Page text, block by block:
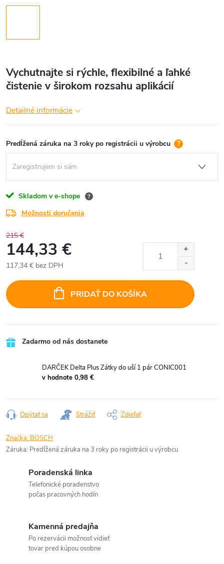
Vychutnajte si rýchle, flexibilné a ľahké
čistenie v širokom rozsahu aplikácií
Detailné informácie
Predĺžená záruka na 3 roky po registrácii u výrobcu ?
Skladom v e-shope ?
Možnosti doručenia
215 €
144,33 €
117,34 € bez DPH
cena:
PRIDAŤ DO KOŠÍKA
Zadarmo od nás dostanete
DARČEK Delta Plus Zátky do uší 1 pár CONIC001
v hodnote 0,98 €
Opýtať sa Strážiť Zdieľať
Značka: BOSCH
Záruka: Predĺžená záruka na 3 roky po registrácii u výrobcu
Poradenská linka
Telefonické poradenstvo
počas pracovných hodín
Kamenná predajňa
Po rezervácii možnosť vidieť
tovar pred kúpou osobne